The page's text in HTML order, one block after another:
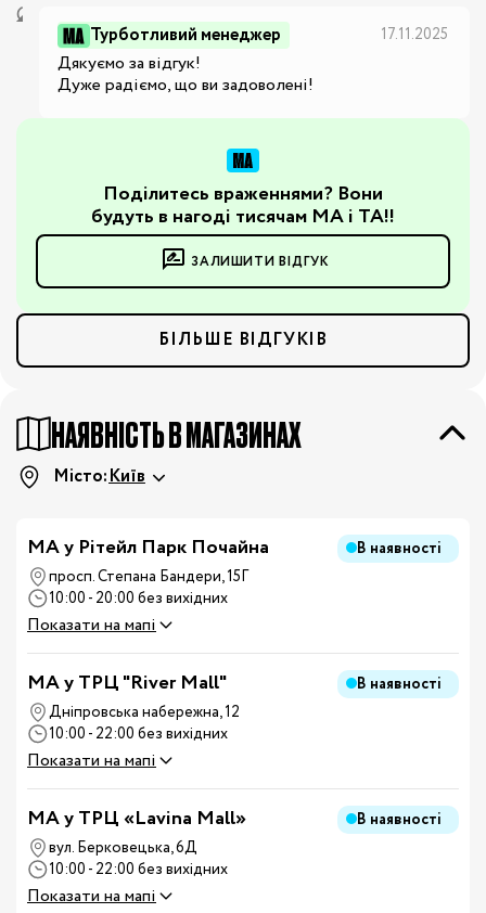
Турботливий менеджер 17.11.2025
Дякуємо за відгук!
Дуже радіємо, що ви задоволені!
Поділитесь враженнями? Вони
будуть в нагоді тисячам МА і ТА!!
ЗАЛИШИТИ ВІДГУК
БІЛЬШЕ ВІДГУКІВ
НАЯВНІСТЬ В МАГАЗИНАХ
Місто:Київ
МА у Рітейл Парк Почайна
В наявності
просп. Степана Бандери, 15Г
10:00 - 20:00 без вихідних
Показати на мапі
MA у ТРЦ "River Mall"
В наявності
Дніпровська набережна, 12
10:00 - 22:00 без вихідних
Показати на мапі
MA у ТРЦ «Lavina Mall»
В наявності
вул. Берковецька, 6Д
10:00 - 22:00 без вихідних
Показати на мапі